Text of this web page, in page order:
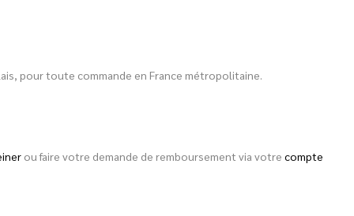
pour toute commande en France métropolitaine.
ou faire votre demande de remboursement via votre compte